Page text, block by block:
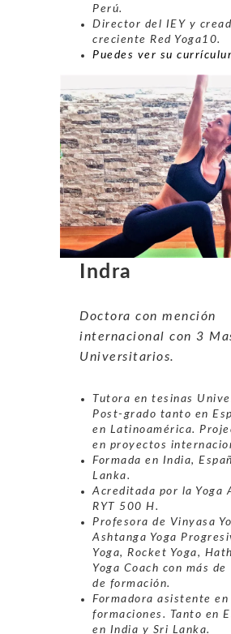
Perú.
Director del IEY y
creciente Red Yoga10.
Puedes ver su
Indra
Doctora con mención
internacional con 3
Universitarios.
Tutora en tesinas
Post-grado tanto en
en Latinoamérica.
en proyectos
Formada en India,
Lanka.
Acreditada por la Yoga
RYT 500 H.
Profesora de Vinyasa
Ashtanga Yoga
Yoga, Rocket Yoga,
Yoga Coach con más
de formación.
Formadora asistente en
formaciones. Tanto en
en India y Sri Lanka.